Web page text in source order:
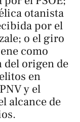
otanista
por el
o el giro
como
origen de
en
y el
alcance de